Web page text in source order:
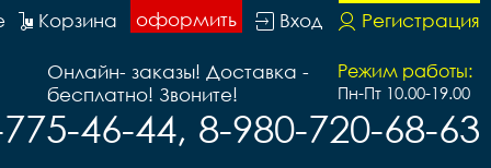
Регистрация
Вход
оформить
Корзина
Режим работы:
Пн-Пт 10.00-19.00
Онлайн- заказы! Доставка -
бесплатно! Звоните!
46-44, 8-980-720-68-63